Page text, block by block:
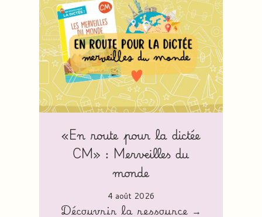
«En route pour la dictée
CM» : Merveilles du
monde
4 août 2026
Découvrir la ressource →